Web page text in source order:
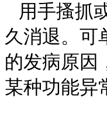
用手搔抓
久消退。可
的发病原因
某种功能异